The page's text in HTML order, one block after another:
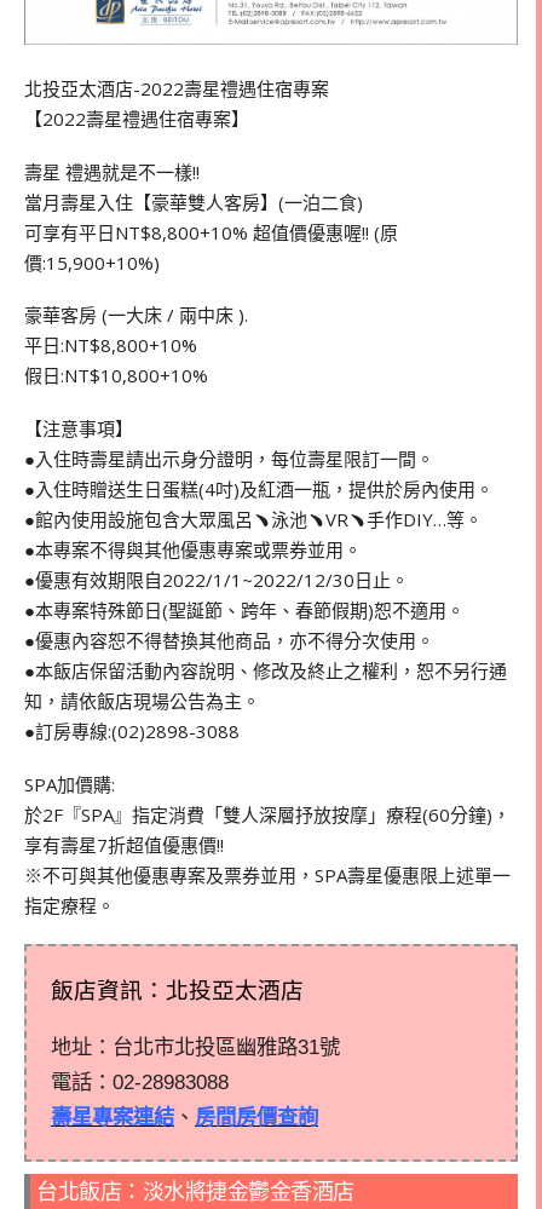
北投亞太酒店-2022壽星禮遇住宿專案
【2022壽星禮遇住宿專案】
壽星 禮遇就是不一樣!!
當月壽星入住【豪華雙人客房】(一泊二食)
可享有平日NT$8,800+10% 超值價優惠喔!! (原
價:15,900+10%)
豪華客房 (一大床 / 兩中床 ).
平日:NT$8,800+10%
假日:NT$10,800+10%
【注意事項】
●入住時壽星請出示身分證明，每位壽星限訂一間。
●入住時贈送生日蛋糕(4吋)及紅酒一瓶，提供於房內使用。
●館內使用設施包含大眾風呂﹅泳池﹅VR﹅手作DIY…等。
●本專案不得與其他優惠專案或票券並用。
●優惠有效期限自2022/1/1~2022/12/30日止。
●本專案特殊節日(聖誕節、跨年、春節假期)恕不適用。
●優惠內容恕不得替換其他商品，亦不得分次使用。
●本飯店保留活動內容說明、修改及終止之權利，恕不另行通
知，請依飯店現場公告為主。
●訂房專線:(02)2898-3088
SPA加價購:
於2F『SPA』指定消費「雙人深層抒放按摩」療程(60分鐘)，
享有壽星7折超值優惠價!!
※不可與其他優惠專案及票券並用，SPA壽星優惠限上述單一
指定療程。
飯店資訊：北投亞太酒店
地址：台北市北投區幽雅路31號
電話： 02-28983088
壽星專案連結、 房間房價查詢
台北飯店：淡水將捷金鬱金香酒店